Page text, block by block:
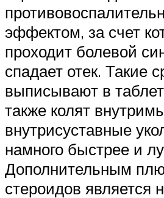
эффектом, за счет
проходит болевой
спадает отек. Такие
выписывают в
также колят
внутрисуставные
намного быстрее и
Дополнительным
стероидов является